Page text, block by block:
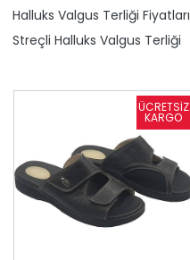
Halluks Valgus Terliği Fiyatları
Streçli Halluks Valgus Terliği